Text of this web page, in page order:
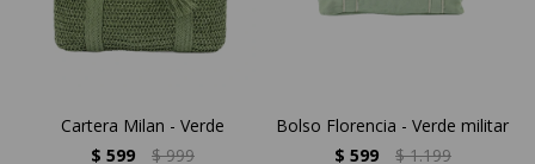
Cartera Milan - Verde
$ 599 $ 999
Bolso Florencia - Verde militar
$ 599 $ 1.199